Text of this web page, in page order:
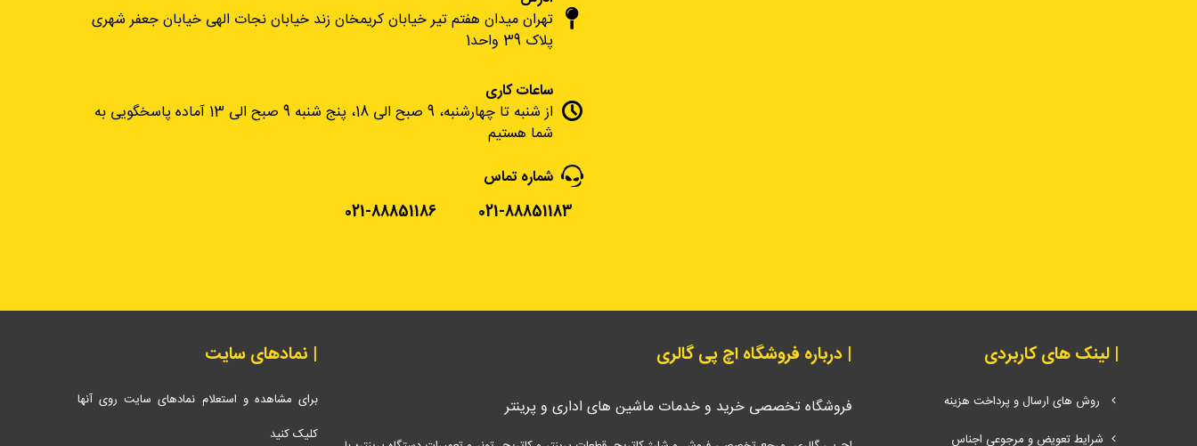
تهران میدان هفتم تیر خیابان کریمخان زند خیابان نجات الهی خیابان جعفر شهری
پلاک 39 واحد1
ساعات کاری
از شنبه تا چهارشنبه، 9 صبح الی 18، پنج شنبه 9 صبح الی 13 آماده پاسخگویی به
شما هستیم
شماره تماس
021-88851183
021-88851186
| لینک های کاربردی
روش های ارسال و پرداخت هزینه
شرایط تعویض و مرجوعی اجناس
| درباره فروشگاه اچ پی گالری
فروشگاه تخصصی خرید و خدمات ماشین های اداری و پرینتر
| نمادهای سایت
برای مشاهده و استعلام نمادهای سایت روی آنها
کلیک کنید